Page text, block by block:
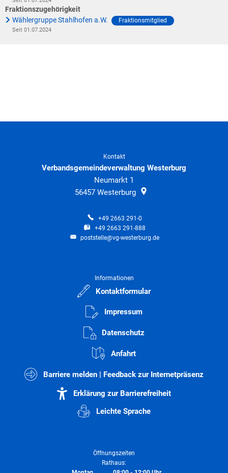
Förderungen der VG für private Umbauten
Vereine
Fraktionszugehörigkeit
Wählergruppe Stahlhofen a.W.
Fraktionsmitglied
Seit 01.07.2024
Kontakt
Verbandsgemeindeverwaltung Westerburg
Neumarkt 1
56457 Westerburg
+49 2663 291-0
+49 2663 291-888
poststelle@vg-westerburg.de
Informationen
Kontaktformular
Impressum
Datenschutz
Anfahrt
Barriere melden | Feedback zur Internetpräsenz
Erklärung zur Barrierefreiheit
Leichte Sprache
Öffnungszeiten
Rathaus: